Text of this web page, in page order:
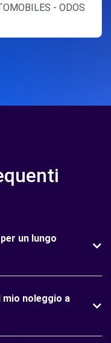
- ODOS
un lungo
mio noleggio a